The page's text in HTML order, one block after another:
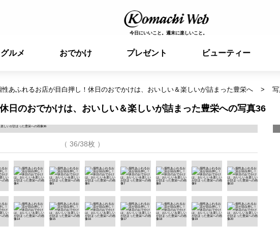
今日にいいこと。週末に楽しいこと。
グルメ おでかけ プレゼント ビューティー
性あふれるお店が目白押し！休日のおでかけは、おいしい＆楽しいが詰まった豊栄へ
日のおでかけは、おいしい＆楽しいが詰まった豊栄への写真36
（ 36/38枚 ）